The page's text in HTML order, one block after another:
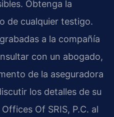
Obtenga la
de cualquier testigo.
a la compañía
con un abogado,
de la aseguradora
los detalles de su
Of SRIS, P.C. al